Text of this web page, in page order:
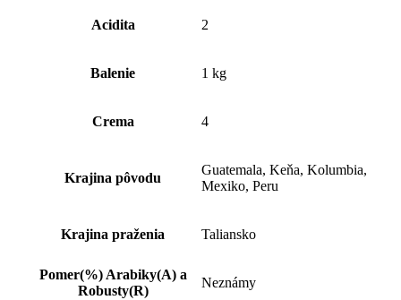
Acidita 2
Balenie 1 kg
Crema 4
Krajina pôvodu
Guatemala, Keňa, Kolumbia,
Mexiko, Peru
Krajina praženia Taliansko
Pomer(%) Arabiky(A) a
Robusty(R)
Neznámy